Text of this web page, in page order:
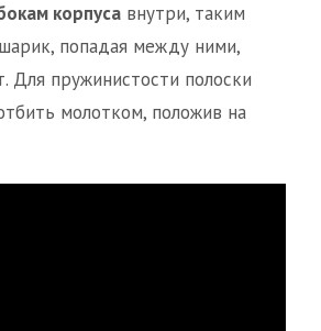
корпуса внутри, таким
попадая между ними,
Для пружинистости полоски
молотком, положив на